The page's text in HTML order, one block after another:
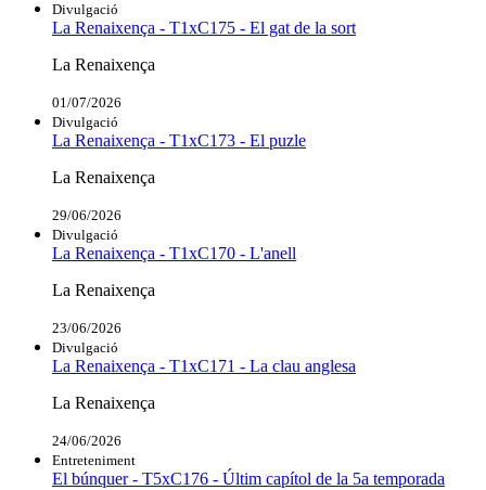
Divulgació
La Renaixença - T1xC175 - El gat de la sort
La Renaixença
01/07/2026
Divulgació
La Renaixença - T1xC173 - El puzle
La Renaixença
29/06/2026
Divulgació
La Renaixença - T1xC170 - L'anell
La Renaixença
23/06/2026
Divulgació
La Renaixença - T1xC171 - La clau anglesa
La Renaixença
24/06/2026
Entreteniment
El búnquer - T5xC176 - Últim capítol de la 5a temporada